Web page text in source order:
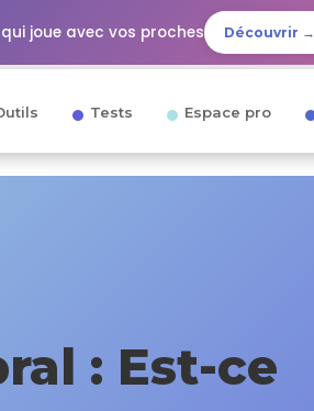
joue avec vos proches Découvrir →
Tests Espace pro
: Est-ce